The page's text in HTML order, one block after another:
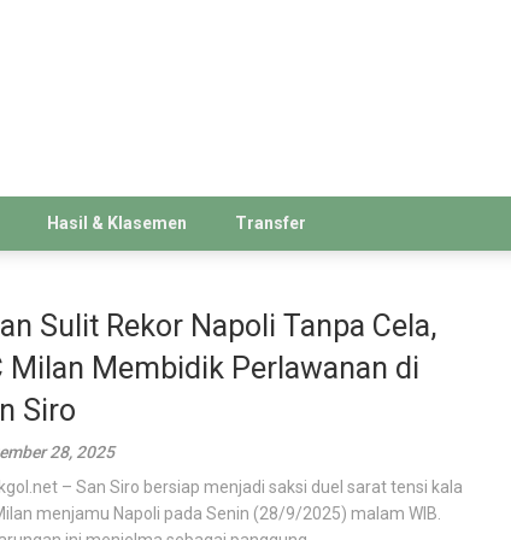
Hasil & Klasemen Transfer
Sulit Rekor Napoli Tanpa Cela,
Milan Membidik Perlawanan di
Siro
28, 2025
– San Siro bersiap menjadi saksi duel sarat tensi kala
menjamu Napoli pada Senin (28/9/2025) malam WIB.